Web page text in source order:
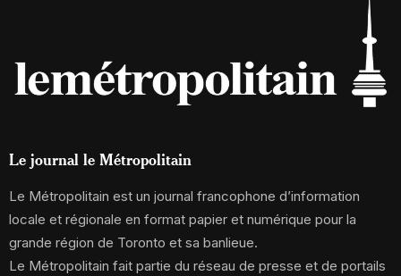
Le journal le Métropolitain
Le Métropolitain est un journal francophone d’information
locale et régionale en format papier et numérique pour la
grande région de Toronto et sa banlieue.
Le Métropolitain fait partie du réseau de presse et de portails